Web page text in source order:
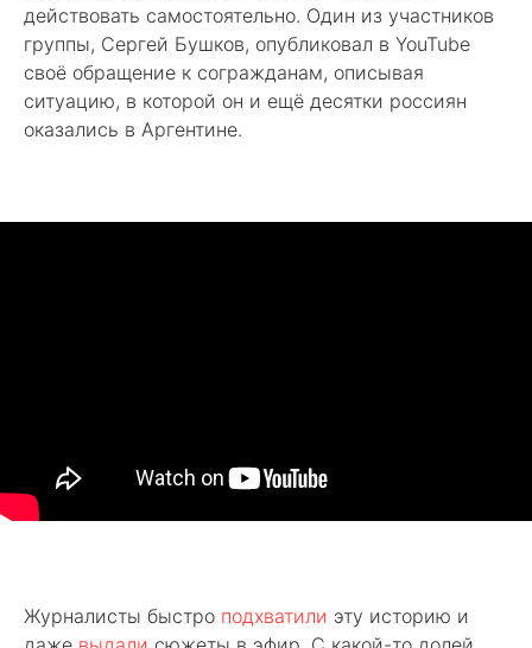
действовать самостоятельно. Один из участников
группы, Сергей Бушков, опубликовал в YouTube
своё обращение к согражданам, описывая
ситуацию, в которой он и ещё десятки россиян
оказались в Аргентине.
Журналисты быстро подхватили эту историю и